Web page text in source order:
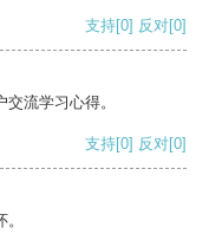
支持[0] 反对[0]
流学习心得。
支持[0] 反对[0]